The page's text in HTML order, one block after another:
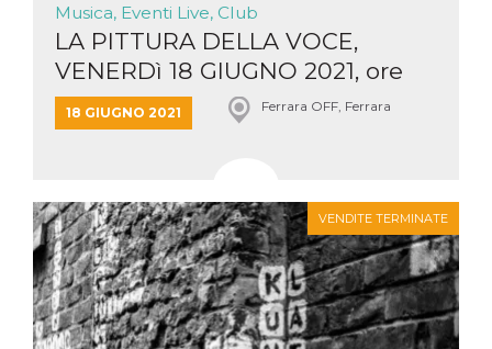
Musica, Eventi Live, Club
LA PITTURA DELLA VOCE,
VENERDì 18 GIUGNO 2021, ore
21...
18 GIUGNO 2021 Ferrara OFF, Ferrara
VENDITE TERMINATE